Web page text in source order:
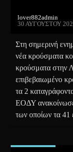
lover882admin
30 ΑΥΓΟΎΣΤΟΥ
Στη σημερινή
νέα κρούσματα
κρούσματα στην
επιβεβαιωμένο
τα 2
ΕΟΔΥ
των οποίων τα 41